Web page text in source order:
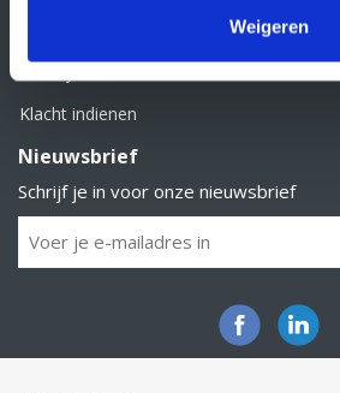
Weigeren
Klacht indienen
Nieuwsbrief
Schrijf je in voor onze nieuwsbrief